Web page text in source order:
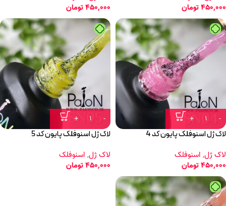
450,000تومان
450,000تومان
لاک ژل اسنوفلک پایون کد 4
لاک ژل, اسنوفلک
450,000تومان
لاک ژل اسنوفلک پایون کد 5
لاک ژل, اسنوفلک
450,000تومان